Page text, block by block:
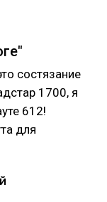
состязание
1700, я
612!
для